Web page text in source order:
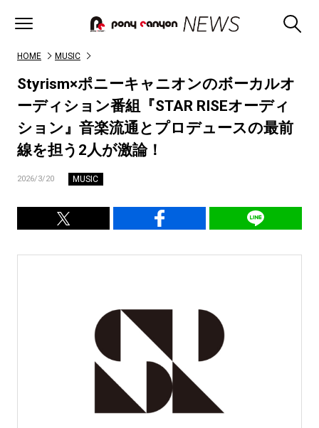
HOME MUSIC
Styrism×ポニーキャニオンのボーカルオ
ーディション番組『STAR RISEオーディ
ション』音楽流通とプロデュースの最前
線を担う2人が激論！
2026/3/20 MUSIC